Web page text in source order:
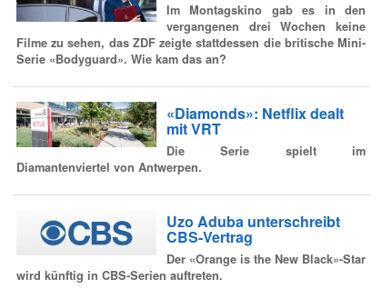
Im Montagskino gab es in den
vergangenen drei Wochen keine
Filme zu sehen, das ZDF zeigte stattdessen die britische Mini-
Serie «Bodyguard». Wie kam das an?
«Diamonds»: Netflix dealt
mit VRT
Die Serie spielt im
Diamantenviertel von Antwerpen.
Uzo Aduba unterschreibt
CBS-Vertrag
Der «Orange is the New Black»-Star
wird künftig in CBS-Serien auftreten.